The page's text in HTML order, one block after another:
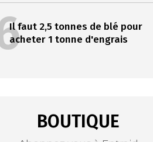
Il faut 2,5 tonnes de blé pour
acheter 1 tonne d'engrais
BOUTIQUE